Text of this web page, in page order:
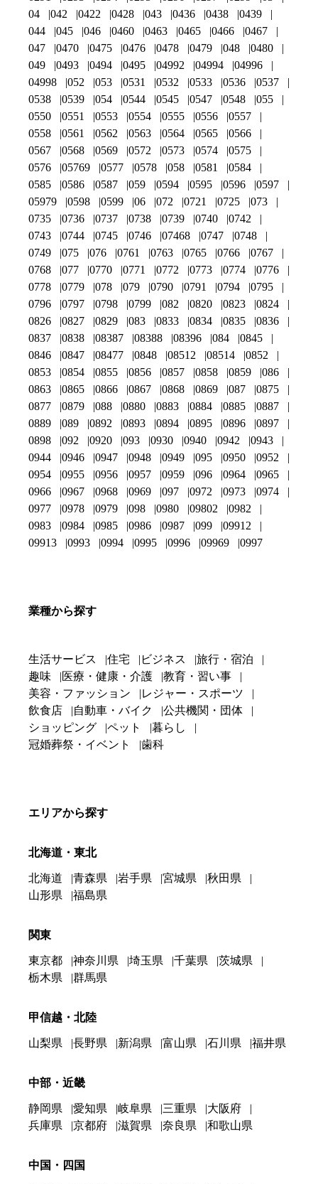
04
042 0422 0428 043 0436 0438
0439
044
045 046 0460 0463 0465 0466
0467
047
0470 0475 0476 0478 0479 048
0480
049
0493 0494 0495 04992 04994
04996
04998
052 053 0531 0532 0533 0536
0537
0538
0539 054 0544 0545 0547 0548
055
0550
0551 0553 0554 0555 0556
0557
0558
0561 0562 0563 0564 0565
0566
0567
0568 0569 0572 0573 0574
0575
0576
05769 0577 0578 058 0581
0584
0585
0586 0587 059 0594 0595 0596
0597
05979
0598 0599 06 072 0721 0725
073
0735
0736 0737 0738 0739 0740
0742
0743
0744 0745 0746 07468 0747
0748
0749
075 076 0761 0763 0765 0766
0767
0768
077 0770 0771 0772 0773 0774
0776
0778
0779 078 079 0790 0791 0794
0795
0796
0797 0798 0799 082 0820 0823
0824
0826
0827 0829 083 0833 0834 0835
0836
0837
0838 08387 08388 08396 084
0845
0846
0847 08477 0848 08512 08514
0852
0853
0854 0855 0856 0857 0858 0859
086
0863
0865 0866 0867 0868 0869 087
0875
0877
0879 088 0880 0883 0884 0885
0887
0889
089 0892 0893 0894 0895 0896
0897
0898
092 0920 093 0930 0940 0942
0943
0944
0946 0947 0948 0949 095 0950
0952
0954
0955 0956 0957 0959 096 0964
0965
0966
0967 0968 0969 097 0972 0973
0974
0977
0978 0979 098 0980 09802
0982
0983
0984 0985 0986 0987 099
09912
09913
0993 0994 0995 0996 09969 0997
業種から探す
生活サービス 住宅 ビジネス
旅行・宿泊
趣味
医療・健康・介護
教育・習い事
美容・ファッション
レジャー・スポーツ
飲食店
自動車・バイク
公共機関・団体
ショッピング
ペット
暮らし
冠婚葬祭・イベント
歯科
エリアから探す
北海道・東北
北海道 青森県 岩手県 宮城県
秋田県
山形県
福島県
関東
東京都 神奈川県 埼玉県 千葉県
茨城県
栃木県
群馬県
甲信越・北陸
山梨県 長野県 新潟県 富山県 石川県 福井県
中部・近畿
静岡県 愛知県 岐阜県 三重県
大阪府
兵庫県
京都府 滋賀県 奈良県 和歌山県
中国・四国